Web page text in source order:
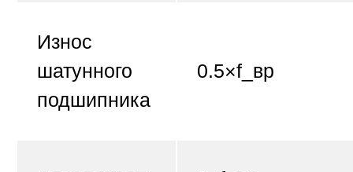
Износ
шатунного
подшипника
0.5×f_вр